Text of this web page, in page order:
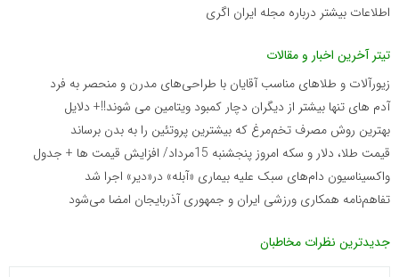
اطلاعات بیشتر درباره مجله ایران اگری
تیتر آخرین اخبار و مقالات
زیورآلات و طلاهای مناسب آقایان با طراحی‌های مدرن و منحصر به فرد
آدم های تنها بیشتر از دیگران دچار کمبود ویتامین می شوند!!+ دلایل
بهترین روش مصرف تخم‌مرغ که بیشترین پروتئین را به بدن برساند
قیمت طلا، دلار و سکه امروز پنجشنبه 15مرداد/ افزایش قیمت ها + جدول
واکسیناسیون دام‌های سبک علیه بیماری «آبله» در«دیر» اجرا شد
تفاهم‌نامه همکاری ورزشی ایران و جمهوری آذربایجان امضا می‌شود
جدیدترین نظرات مخاطبان